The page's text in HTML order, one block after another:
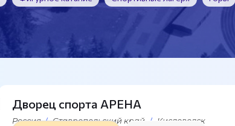
Дворец спорта АРЕНА
Россия Ставропольский край
Кисловодск